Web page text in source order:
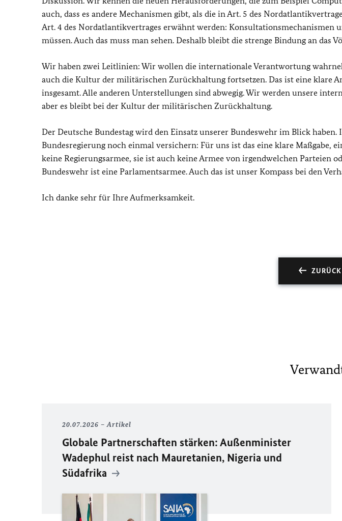
auch, dass es andere Mechanismen gibt, als die in Art. 5 des
Art. 4 des Nordatlantikvertrages erwähnt werden: Konsultationsmechanismen
müssen. Auch das muss man sehen. Deshalb bleibt die strenge Bindung an das
Wir haben zwei Leitlinien: Wir wollen die internationale Verantwortung
auch die Kultur der militärischen Zurückhaltung fortsetzen. Das ist eine klare
insgesamt. Alle anderen Unterstellungen sind abwegig. Wir werden unsere
aber es bleibt bei der Kultur der militärischen Zurückhaltung.
Der Deutsche Bundestag wird den Einsatz unserer Bundeswehr im Blick
Bundesregierung noch einmal versichern: Für uns ist das eine klare Maßgabe,
keine Regierungsarmee, sie ist auch keine Armee von irgendwelchen Parteien
Bundeswehr ist eine Parlamentsarmee. Auch das ist unser Kompass bei den
Ich danke sehr für Ihre Aufmerksamkeit.
20.07.2026 Artikel
Globale Partnerschaften stärken: Außenminister
Wadephul reist nach Mauretanien, Nigeria und
Südafrika